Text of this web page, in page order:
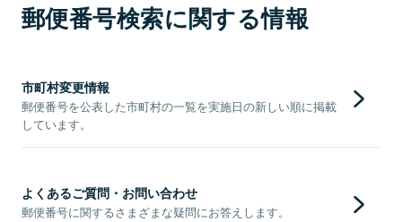
郵便番号検索に関する情報
市町村変更情報
郵便番号を公表した市町村の一覧を実施日の新しい順に掲載
しています。
よくあるご質問・お問い合わせ
郵便番号に関するさまざまな疑問にお答えします。